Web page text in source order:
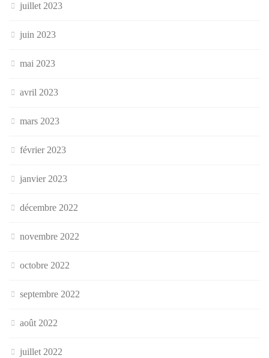
juillet 2023
juin 2023
mai 2023
avril 2023
mars 2023
février 2023
janvier 2023
décembre 2022
novembre 2022
octobre 2022
septembre 2022
août 2022
juillet 2022